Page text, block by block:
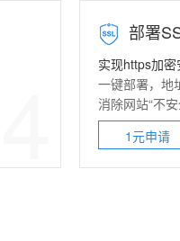
部署
实现https加
一键部署，地
消除网站“不
1元申请